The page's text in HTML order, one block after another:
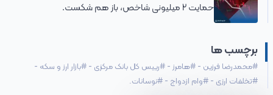
حمایت 2 میلیونی شاخص، باز هم شکست.
برچسب ها
#محمدرضا فرزین -
#هامرز -
#رییس ‌کل بانک مرکزی -
#بازار ارز و سکه -
#تخلفات ارزی -
#وام ازدواج -
#نوسانات.